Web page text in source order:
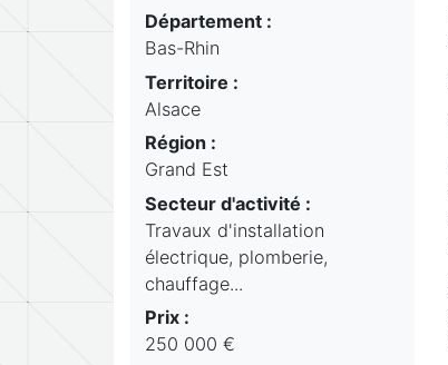
Département :
Bas-Rhin
Territoire :
Alsace
Région :
Grand Est
Secteur d'activité :
Travaux d'installation
électrique, plomberie,
chauffage...
Prix :
250 000 €